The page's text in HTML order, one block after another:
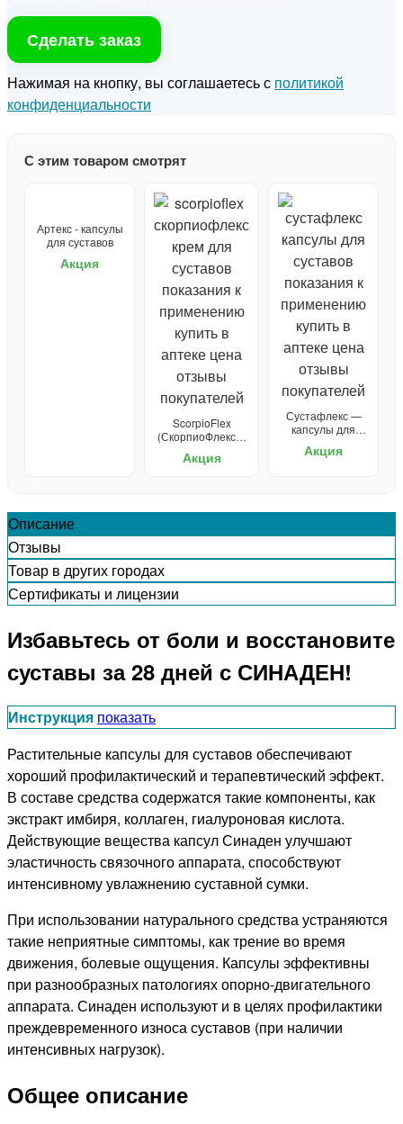
Сделать заказ
Нажимая на кнопку, вы соглашаетесь с политикой
конфиденциальности
С этим товаром смотрят
Артекс - капсулы
для суставов
Акция
ScorpioFlex
(СкорпиоФлекс) -
Акция
Сустафлекс —
капсулы для
Акция
Описание
Отзывы
Товар в других городах
Сертификаты и лицензии
Избавьтесь от боли и восстановите
суставы за 28 дней с СИНАДЕН!
Инструкция показать
Растительные капсулы для суставов обеспечивают
хороший профилактический и терапевтический эффект.
В составе средства содержатся такие компоненты, как
экстракт имбиря, коллаген, гиалуроновая кислота.
Действующие вещества капсул Синаден улучшают
эластичность связочного аппарата, способствуют
интенсивному увлажнению суставной сумки.
При использовании натурального средства устраняются
такие неприятные симптомы, как трение во время
движения, болевые ощущения. Капсулы эффективны
при разнообразных патологиях опорно-двигательного
аппарата. Синаден используют и в целях профилактики
преждевременного износа суставов (при наличии
интенсивных нагрузок).
Общее описание